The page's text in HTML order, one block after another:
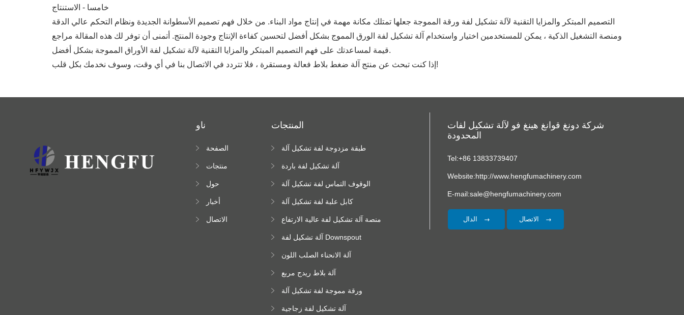
خامسا - الاستنتاج
التصميم المبتكر والمزايا التقنية لآلة تشكيل لفة ورقة المموجة جعلها تمتلك مكانة مهمة في إنتاج مواد البناء. من خلال فهم تصميم الأسطوانة الجديدة ونظام التحكم عالي الدقة
ومنصة التشغيل الذكية ، يمكن للمستخدمين اختيار واستخدام آلة تشكيل لفة الورق المموج بشكل أفضل لتحسين كفاءة الإنتاج وجودة المنتج. أتمنى أن توفر لك هذه المقالة مراجع
قيمة لمساعدتك على فهم التصميم المبتكر والمزايا التقنية لآلة تشكيل لفة الأوراق المموجة بشكل أفضل.
إذا كنت تبحث عن منتج آلة ضغط بلاط فعالة ومستقرة ، فلا تتردد في الاتصال بنا في أي وقت، وسوف نخدمك بكل قلب!
ناو
الصفحة
منتجات
حول
أخبار
الاتصال
المنتجات
طبقة مزدوجة لفة تشكيل آلة
آلة تشكيل لفة باردة
الوقوف التماس لفة تشكيل آلة
كابل علبة لفة تشكيل آلة
منصة آلة تشكيل لفة عالية الارتفاع
آلة تشكيل لفة Downspout
آلة الانحناء الصلب اللون
آلة بلاط ريدج مربع
ورقة مموجة لفة تشكيل آلة
آلة تشكيل لفة زجاجية
شركة دونغ قوانغ هينغ فو لآلة تشكيل لفات
المحدودة
Tel:+86 13833739407
Website:http://www.hengfumachinery.com
E-mail:sale@hengfumachinery.com